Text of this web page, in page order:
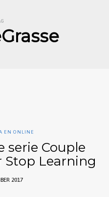
EN ONLINE
serie Couple
Stop Learning
2017